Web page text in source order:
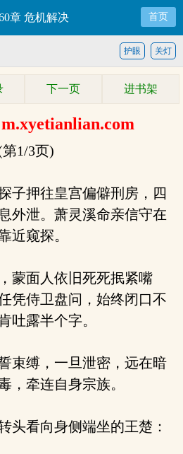
章 危机解决 首页
关灯
护眼
下一页 进书架
1/3页)
子押往皇宫偏僻刑房，四
外泄。萧灵溪命亲信守在
近窥探。
蒙面人依旧死死抿紧嘴
凭侍卫盘问，始终闭口不
吐露半个字。
束缚，一旦泄密，远在暗
，牵连自身宗族。
头看向身侧端坐的王楚：